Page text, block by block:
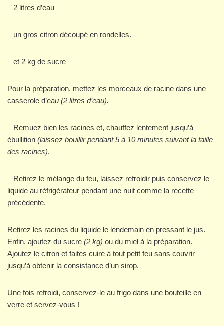
– 2 litres d’eau
– un gros citron découpé en rondelles.
– et 2 kg de sucre
Pour la préparation, mettez les morceaux de racine dans une
casserole d’eau (2 litres d’eau).
– Remuez bien les racines et, chauffez lentement jusqu’à
ébullition (laissez bouillir pendant 5 à 10 minutes suivant la taille
des racines).
– Retirez le mélange du feu, laissez refroidir puis conservez le
liquide au réfrigérateur pendant une nuit comme la recette
précédente.
Retirez les racines du liquide le lendemain en pressant le jus.
Enfin, ajoutez du sucre (2 kg) ou du miel à la préparation.
Ajoutez le citron et faites cuire à tout petit feu sans couvrir
jusqu’à obtenir la consistance d’un sirop.
Une fois refroidi, conservez-le au frigo dans une bouteille en
verre et servez-vous !